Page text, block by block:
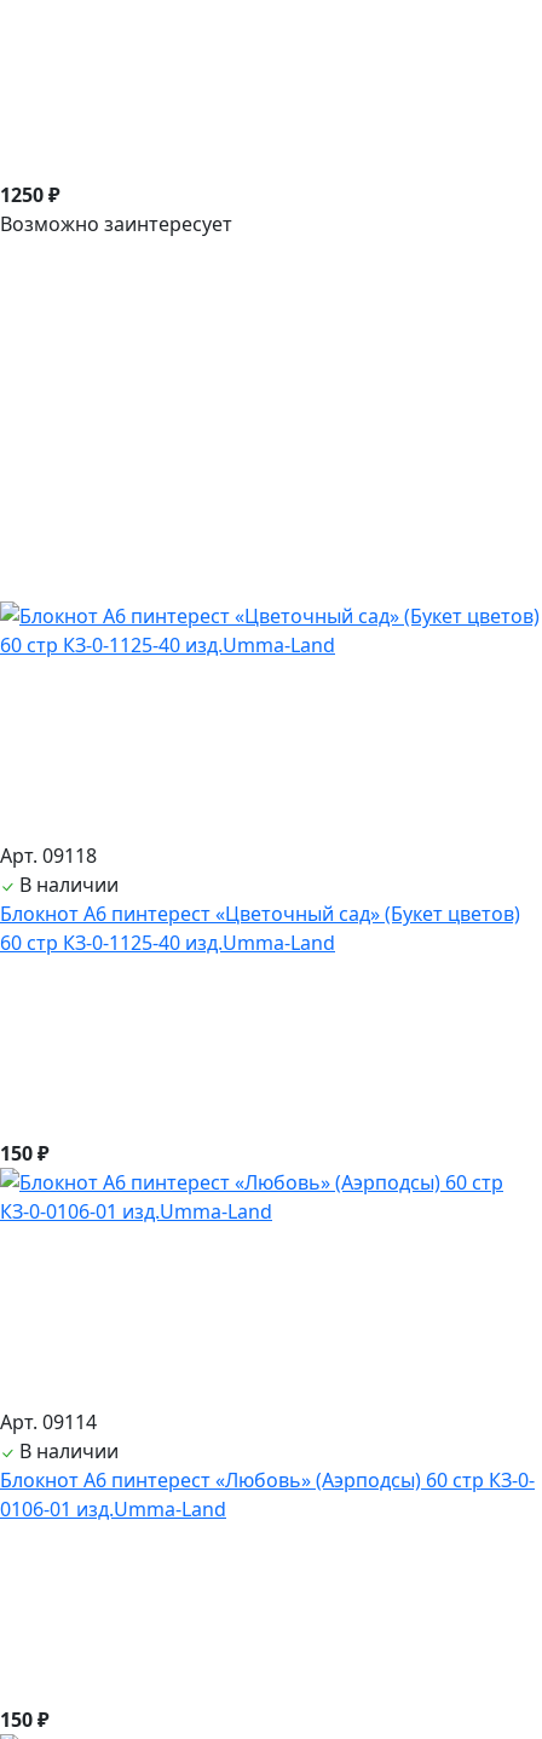
1250 ₽
Возможно заинтересует
Арт. 09118
В наличии
Блокнот А6 пинтерест «Цветочный сад» (Букет цветов)
60 стр КЗ-0-1125-40 изд.Umma-Land
150 ₽
Арт. 09114
В наличии
Блокнот А6 пинтерест «Любовь» (Аэрподсы) 60 стр КЗ-0-
0106-01 изд.Umma-Land
150 ₽